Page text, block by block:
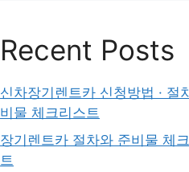
Recent Posts
신차장기렌트카 신청방법 · 절
비물 체크리스트
장기렌트카 절차와 준비물 체
트